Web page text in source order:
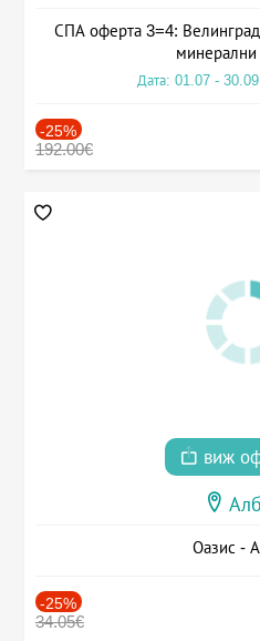
СПА оферта 3=4:
минерални
Дата: 01.07 -
-25%
192.00€
виж
Оазис -
-25%
34.05€